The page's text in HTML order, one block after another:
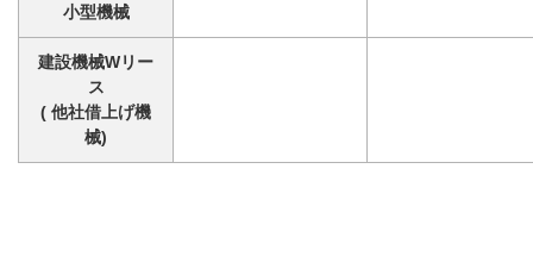
小型機械
建設機械Wリー
ス
( 他社借上げ機
械)